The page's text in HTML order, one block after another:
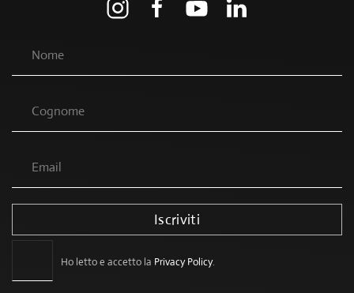
Iscriviti
Ho letto e accetto la Privacy Policy.